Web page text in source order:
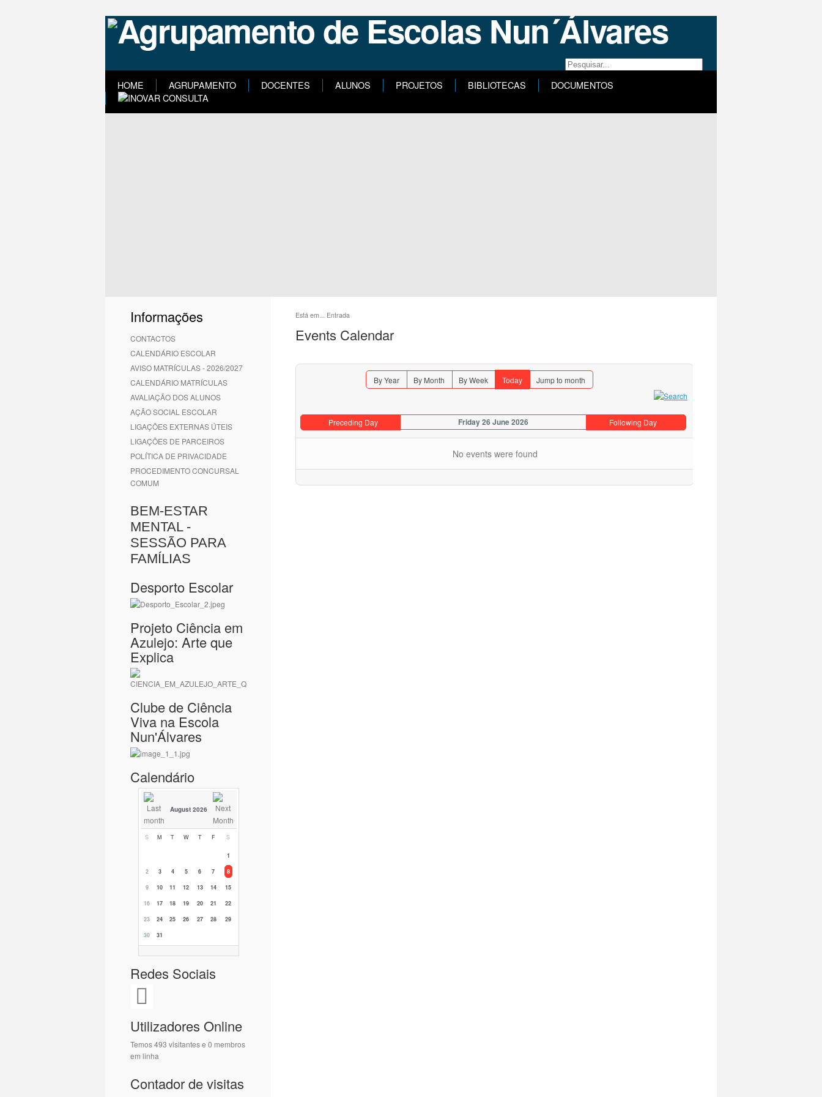
HOME AGRUPAMENTO DOCENTES ALUNOS PROJETOS BIBLIOTECAS DOCUMENTOS
Informações
CONTACTOS
CALENDÁRIO ESCOLAR
AVISO MATRÍCULAS - 2026/2027
CALENDÁRIO MATRÍCULAS
AVALIAÇÃO DOS ALUNOS
AÇÃO SOCIAL ESCOLAR
LIGAÇÕES EXTERNAS ÚTEIS
LIGAÇÕES DE PARCEIROS
POLÍTICA DE PRIVACIDADE
PROCEDIMENTO CONCURSAL
COMUM
BEM-ESTAR
MENTAL -
SESSÃO PARA
FAMÍLIAS
Desporto Escolar
Projeto Ciência em
Azulejo: Arte que
Explica
Clube de Ciência
Viva na Escola
Nun'Álvares
Calendário
August 2026
S M T W T F S
1
2
3 4 5 6 7
8
9
10 11 12 13 14
15
16
17 18 19 20 21
22
23
24 25 26 27 28
29
30
31
Redes Sociais
Utilizadores Online
Temos 493 visitantes e 0 membros
em linha
Contador de visitas
Está em... Entrada
Events Calendar
By Year By Month By Week Today Jump to month
Preceding Day Friday 26 June 2026 Following Day
No events were found